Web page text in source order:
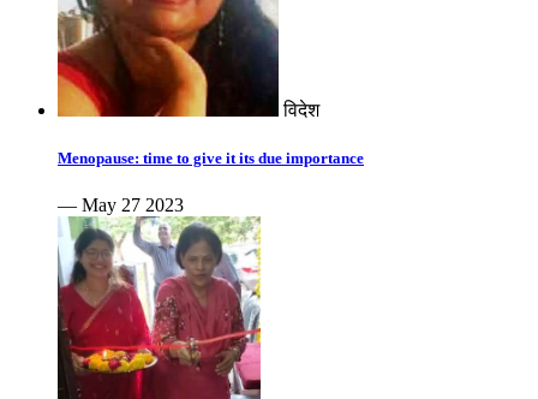
विदेश
Menopause: time to give it its due importance
— May 27 2023